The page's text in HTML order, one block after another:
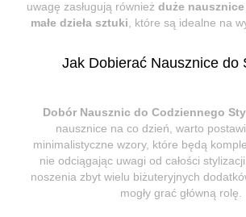
uwagę zasługują również duże
małe dzieła sztuki , które są idealne na
Jak Dobierać Nausznice do
Dobór Nausznic do Codziennego
nausznice na co dzień, warto
minimalistyczne wzory, które będą
nie odciągając uwagi od całości
noszenia zbyt wielu biżuteryjnych
mogły grać główną rolę.